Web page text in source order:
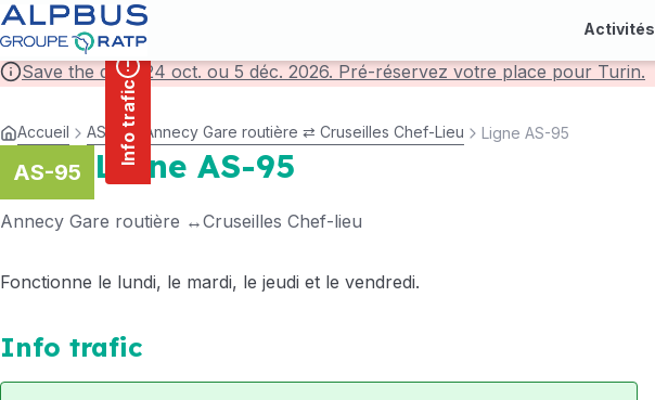
principal
Activités
Save the date! 24 oct. ou 5 déc. 2026. Pré-réservez votre place pour Turin.
Info trafic
Accueil AS-272 Annecy Gare routière ⇄ Cruseilles Chef-Lieu Ligne AS-95
AS-95 Ligne AS-95
Annecy Gare routière Cruseilles Chef-lieu
Fonctionne le lundi, le mardi, le jeudi et le vendredi.
Info trafic
Panneau de gestion des cookies